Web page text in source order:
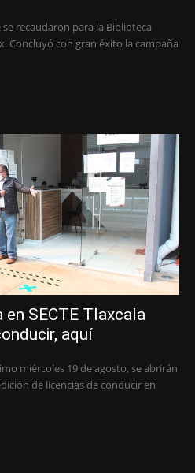
recaudaron para la Biblioteca
SECTE Tlaxcala
aquí
miércoles 19 de agosto, se abrirán
de licencias de conducir en